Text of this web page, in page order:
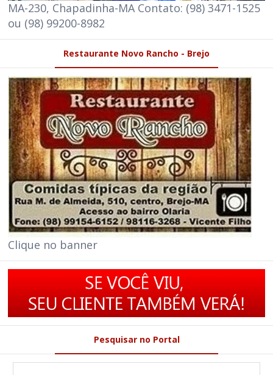
MA-230, Chapadinha-MA Contato: (98) 3471-1525
ou (98) 99200-8982
Restaurante Novo Rancho - Brejo
Clique no banner
Pesquisar no Portal